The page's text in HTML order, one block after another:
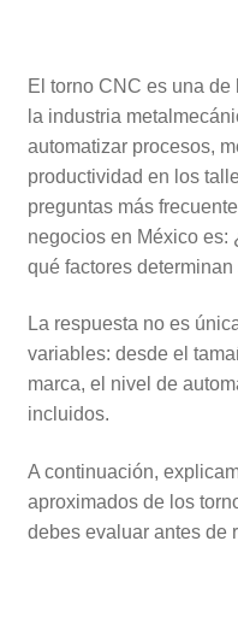
El torno CNC es una
la industria
automatizar procesos,
productividad en los
preguntas más
negocios en México es:
qué factores
La respuesta no es
variables: desde el
marca, el nivel de
incluidos.
A continuación,
aproximados de los
debes evaluar antes de